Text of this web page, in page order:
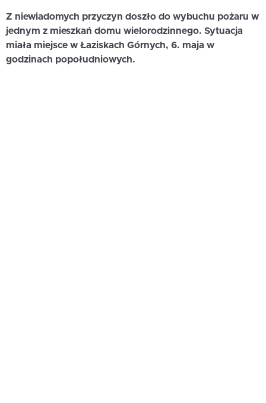
Z niewiadomych przyczyn doszło do wybuchu pożaru w
jednym z mieszkań domu wielorodzinnego. Sytuacja
miała miejsce w Łaziskach Górnych, 6. maja w
godzinach popołudniowych.